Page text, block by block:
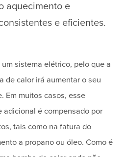
aquecimento e
e eficientes.
sistema elétrico, pelo que a
de calor irá aumentar o seu
Em muitos casos, esse
adicional é compensado por
tais como na fatura do
a propano ou óleo. Como é